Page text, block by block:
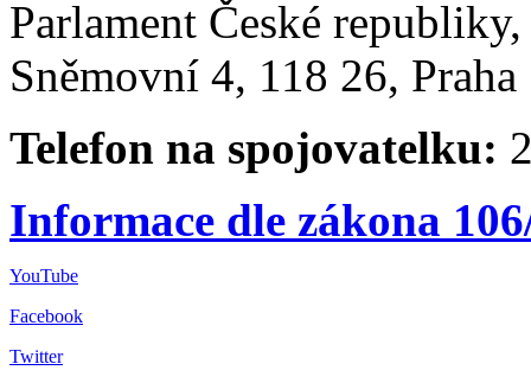
Parlament České
Sněmovní 4, 118 26,
Telefon na spojovatelku:
Informace dle zákona
YouTube
Facebook
Twitter